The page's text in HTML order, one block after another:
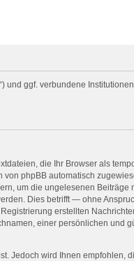
und ggf. verbundene
die Ihr Browser als
phpBB automatisch
um die ungelesenen Beiträge
Dies betrifft — ohne
erstellten
einer persönlichen
Jedoch wird Ihnen